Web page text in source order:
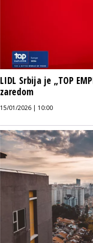
LIDL Srbija je „TOP
zaredom
15/01/2026 | 10:00